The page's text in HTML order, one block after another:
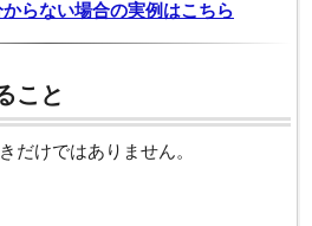
らない場合の実例はこちら
こと
だけではありません。